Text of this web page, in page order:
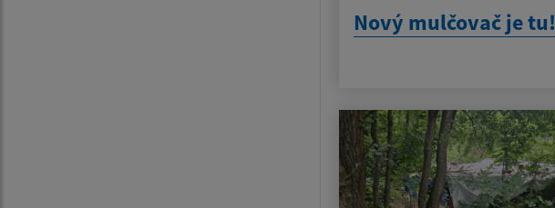
Nový mulčovač je tu!